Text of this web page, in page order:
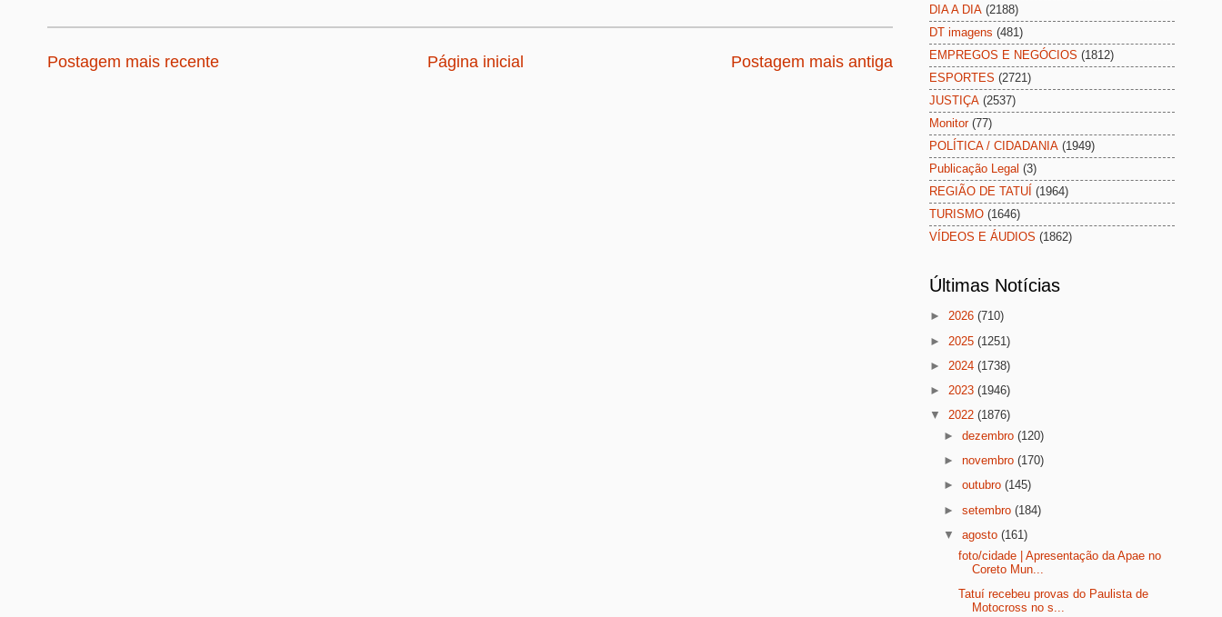
Postagem mais recente Postagem mais antiga
Página inicial
DIA A DIA (2188)
DT imagens (481)
EMPREGOS E NEGÓCIOS (1812)
ESPORTES (2721)
JUSTIÇA (2537)
Monitor (77)
POLÍTICA / CIDADANIA (1949)
Publicação Legal (3)
REGIÃO DE TATUÍ (1964)
TURISMO (1646)
VÍDEOS E ÁUDIOS (1862)
Últimas Notícias
► 2026 (710)
► 2025 (1251)
► 2024 (1738)
► 2023 (1946)
▼ 2022 (1876)
►dezembro(120)
►novembro(170)
►outubro(145)
►setembro(184)
▼agosto(161)
foto/cidade | Apresentação da Apae no
Coreto Mun...
Tatuí recebeu provas do Paulista de
Motocross no s...